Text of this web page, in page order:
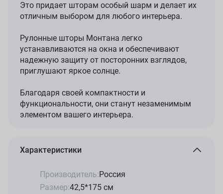
Это придает шторам особый шарм и делает их
отличным выбором для любого интерьера.
Рулонные шторы Монтана легко
устанавливаются на окна и обеспечивают
надежную защиту от посторонних взглядов,
приглушают яркое солнце.
Благодаря своей компактности и
функциональности, они станут незаменимым
элементом вашего интерьера.
Характеристики
Производитель:Россия
Размер:42,5*175 см